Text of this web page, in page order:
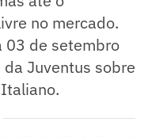
no mercado.
03 de setembro
Juventus sobre